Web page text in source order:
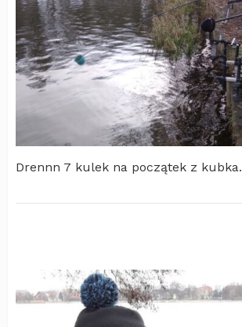
Drennn 7 kulek na początek z